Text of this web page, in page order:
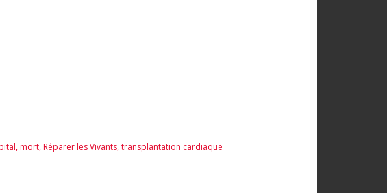
,mort,Réparer les Vivants,transplantation cardiaque